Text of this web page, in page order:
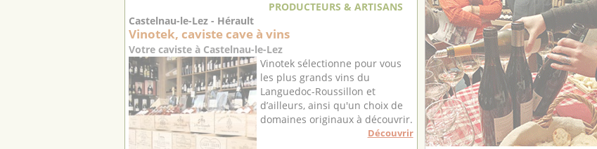
PRODUCTEURS & ARTISANS
Castelnau-le-Lez - Hérault
Vinotek, caviste cave à vins
Votre caviste à Castelnau-le-Lez
Vinotek sélectionne pour vous
les plus grands vins du
Languedoc-Roussillon et
d’ailleurs, ainsi qu'un choix de
domaines originaux à découvrir.
Découvrir